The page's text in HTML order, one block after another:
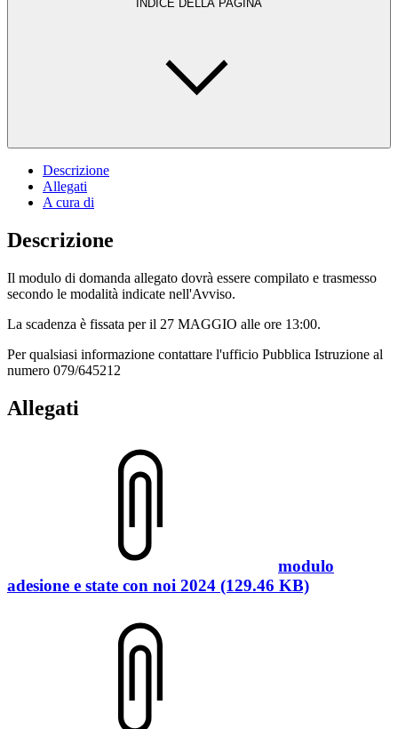
INDICE DELLA PAGINA
Descrizione
Allegati
A cura di
Descrizione
Il modulo di domanda allegato dovrà essere compilato e trasmesso
secondo le modalità indicate nell'Avviso.
La scadenza è fissata per il 27 MAGGIO alle ore 13:00.
Per qualsiasi informazione contattare l'ufficio Pubblica Istruzione al
numero 079/645212
Allegati
modulo
adesione e state con noi 2024 (129.46 KB)